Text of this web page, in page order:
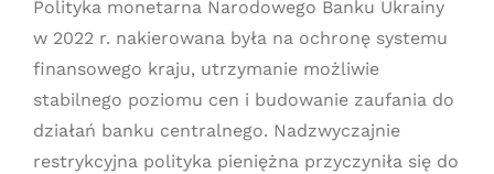
Polityka monetarna Narodowego Banku Ukrainy
w 2022 r. nakierowana była na ochronę systemu
finansowego kraju, utrzymanie możliwie
stabilnego poziomu cen i budowanie zaufania do
działań banku centralnego. Nadzwyczajnie
restrykcyjna polityka pieniężna przyczyniła się do